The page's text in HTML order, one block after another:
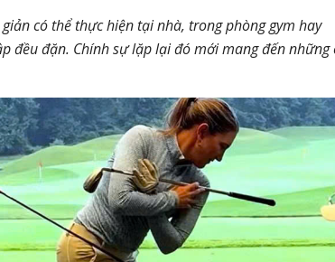
có thể thực hiện tại nhà, trong phòng gym hay
đều đặn. Chính sự lặp lại đó mới mang đến những